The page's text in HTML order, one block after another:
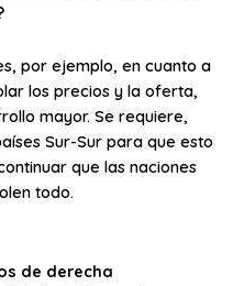
por ejemplo, en cuanto a
los precios y la oferta,
mayor. Se requiere,
Sur-Sur para que esto
que las naciones
todo.
de derecha